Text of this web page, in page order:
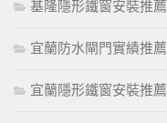
基隆隱形鐵窗安裝推薦
宜蘭防水閘門實績推薦
宜蘭隱形鐵窗安裝推薦